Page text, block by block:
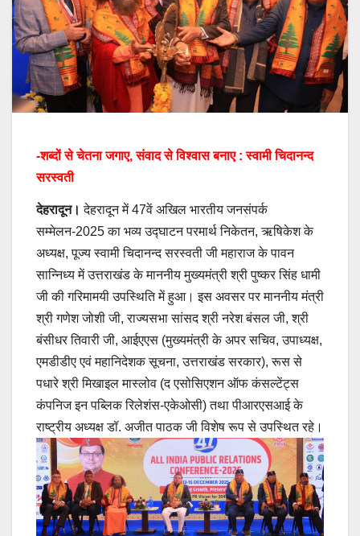
-शब्दों से चेतना जगाए, संवाद से विश्वास बनाए : स्वामी चिदानन्द
सरस्वती
देहरादून। देहरादून में 47वें अखिल भारतीय जनसंपर्क
सम्मेलन-2025 का भव्य उद्घाटन परमार्थ निकेतन, ऋषिकेश के
अध्यक्ष, पूज्य स्वामी चिदानन्द सरस्वती जी महाराज के पावन
सान्निध्य में उत्तराखंड के माननीय मुख्यमंत्री श्री पुष्कर सिंह धामी
जी की गरिमामयी उपस्थिति में हुआ। इस अवसर पर माननीय मंत्री
श्री गणेश जोशी जी, राज्यसभा सांसद श्री नरेश बंसल जी, श्री
बंसीधर तिवारी जी, आईएएस (मुख्यमंत्री के अपर सचिव, उपाध्यक्ष,
एमडीडीए एवं महानिदेशक सूचना, उत्तराखंड सरकार), रूस से
पधारे श्री मिखाइल मास्लोव (द एसोसिएशन ऑफ कंसल्टेंट्स
कंपनिज इन पब्लिक रिलेशंस-एकेओसी) तथा पीआरएसआई के
राष्ट्रीय अध्यक्ष डॉ. अजीत पाठक जी विशेष रूप से उपस्थित रहे।